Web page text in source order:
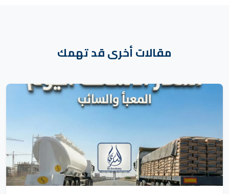
مقالات أخرى قد تهمك